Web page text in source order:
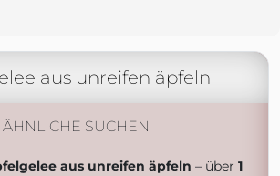
aus unreifen äpfeln
ÄHNLICHE SUCHEN
aus unreifen äpfeln – über 1